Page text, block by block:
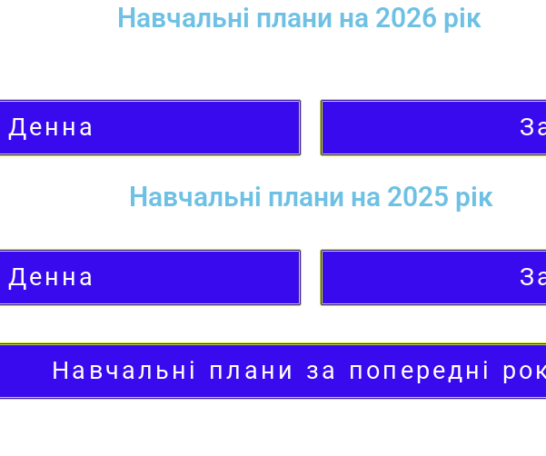
Навчальні плани на 2026 рік
Денна
Навчальні плани на 2025 рік
Денна
Навчальні плани за попередні